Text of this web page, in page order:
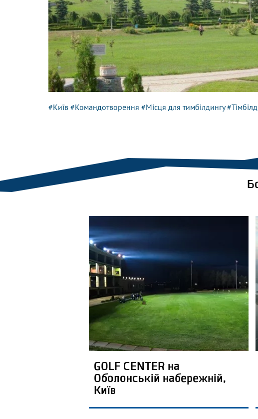
#Київ #Командотворення #Місця для тимбілдингу
GOLF CENTER на
Оболонській набережній,
Київ